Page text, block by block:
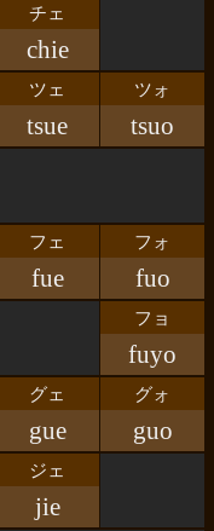
チェ
chie
ツェ ツォ
tsue tsuo
フェ フォ
fue fuo
フョ
fuyo
グェ グォ
gue guo
ジェ
jie